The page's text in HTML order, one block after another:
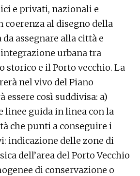
e privati, nazionali e
al disegno della
assegnare alla città e
urbana tra
storico e il Porto vecchio. La
nel vivo del Piano
essere così suddivisa: a)
linee guida in linea con la
che punti a conseguire i
indicazione delle zone di
dell’area del Porto Vecchio
di conservazione o